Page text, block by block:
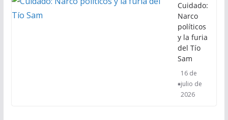
Cuidado:
Narco
políticos
y la furia
del Tío
Sam
16 de
julio de
2026